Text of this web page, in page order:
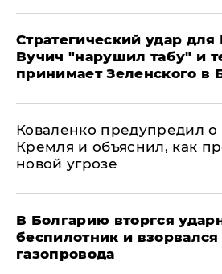
Стратегический удар для
Вучич "нарушил табу" и
принимает Зеленского в
Коваленко предупредил о
Кремля и объяснил, как
новой угрозе
В Болгарию вторгся
беспилотник и
газопровода